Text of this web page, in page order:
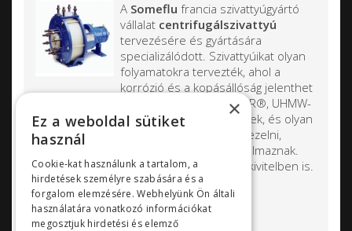
A Someflu francia szivattyúgyártó
vállalat centrifugálszivattyú
tervezésére és gyártására
specializálódott. Szivattyúikat olyan
folyamatokra tervezték, ahol a
korrózió és a kopásállóság jelenthet
problémát. A szivattyúk PP, PE, SOMEDUR®, UHMW-
PE, PVDF, PFA, PEEK műanyagból készülnek, és olyan
koptató hatású folyadékokat is tudnak kezelni,
amelyek erősen szemcsés anyagot tartalmaznak.
Elérhetőek vízszintes, illetve függőleges kivitelben is.
Qmax: 1400 m 3/h
Hmax: 100 m
×
Ez a weboldal sütiket
használ
Cookie-kat használunk a tartalom, a
hirdetések személyre szabására és a
forgalom elemzésére. Webhelyünk Ön általi
használatára vonatkozó információkat
megosztjuk hirdetési és elemző